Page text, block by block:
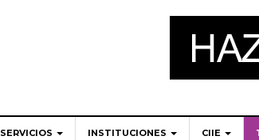
SERVICIOS INSTITUCIONES CIIE